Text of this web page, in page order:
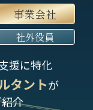
事業会社
社外役員
援に特化
タントが
介